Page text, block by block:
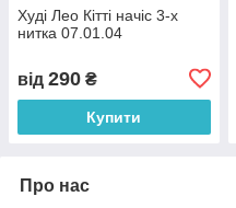
Худі Лео Кітті начіс 3-х
нитка 07.01.04
від 290 ₴
Купити
Про нас